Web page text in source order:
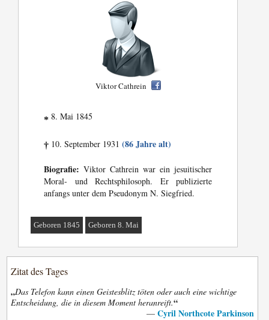
Viktor Cathrein
* 8. Mai 1845
† 10. September 1931(86 Jahre alt)
Biografie: Viktor Cathrein war ein jesuitischer
Moral- und Rechtsphilosoph. Er publizierte
anfangs unter dem Pseudonym N. Siegfried.
Geboren 1845 Geboren 8. Mai
Zitat des Tages
„Das Telefon kann einen Geistesblitz töten oder auch eine wichtige
Entscheidung, die in diesem Moment heranreift.“
— Cyril Northcote Parkinson